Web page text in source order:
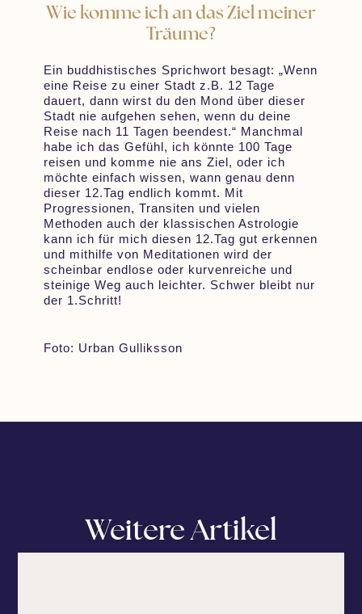
Wie komme ich an das Ziel meiner
Träume?
Ein buddhistisches Sprichwort besagt: „Wenn
eine Reise zu einer Stadt z.B. 12 Tage
dauert, dann wirst du den Mond über dieser
Stadt nie aufgehen sehen, wenn du deine
Reise nach 11 Tagen beendest.“ Manchmal
habe ich das Gefühl, ich könnte 100 Tage
reisen und komme nie ans Ziel, oder ich
möchte einfach wissen, wann genau denn
dieser 12.Tag endlich kommt. Mit
Progressionen, Transiten und vielen
Methoden auch der klassischen Astrologie
kann ich für mich diesen 12.Tag gut erkennen
und mithilfe von Meditationen wird der
scheinbar endlose oder kurvenreiche und
steinige Weg auch leichter. Schwer bleibt nur
der 1.Schritt!
Foto: Urban Gulliksson
Weitere Artikel